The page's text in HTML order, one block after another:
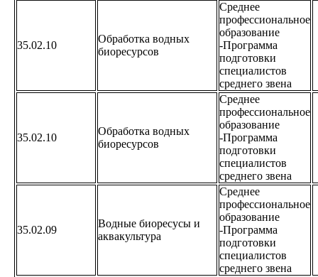
35.02.10
Обработка водных
биоресурсов
Среднее
профессиональное
образование
-Программа
подготовки
специалистов
среднего звена
35.02.10
Обработка водных
биоресурсов
Среднее
профессиональное
образование
-Программа
подготовки
специалистов
среднего звена
35.02.09
Водные биоресусы и
аквакультура
Среднее
профессиональное
образование
-Программа
подготовки
специалистов
среднего звена